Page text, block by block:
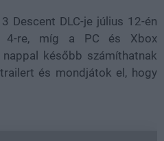
Descent DLC-je július 12-én
4-re, míg a PC és Xbox
később számíthatnak
és mondjátok el, hogy